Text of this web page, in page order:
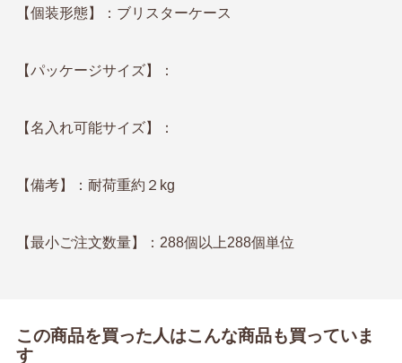
【個装形態】：ブリスターケース
【パッケージサイズ】：
【名入れ可能サイズ】：
【備考】：耐荷重約２kg
【最小ご注文数量】：288個以上288個単位
この商品を買った人はこんな商品も買っていま
す